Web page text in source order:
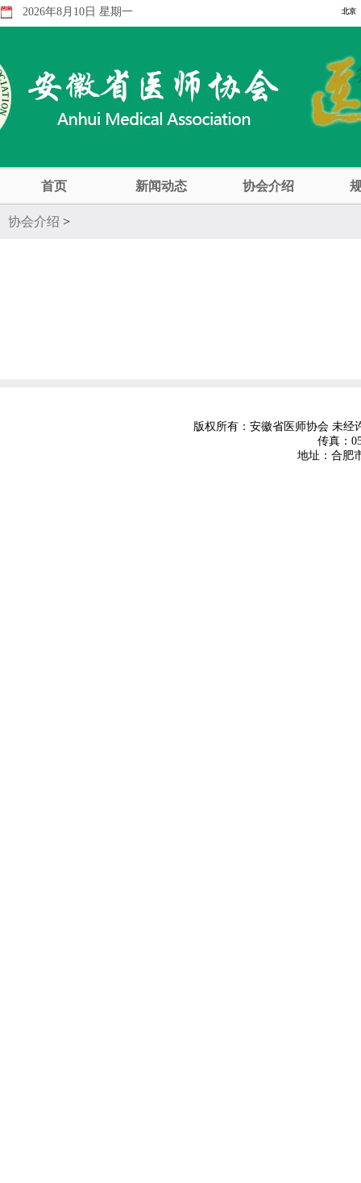
2026年8月10日 星期一
首页 新闻动态 协会介绍
协会介绍 >
版权所有：安徽省医师协会 未
传真：
地址：合肥